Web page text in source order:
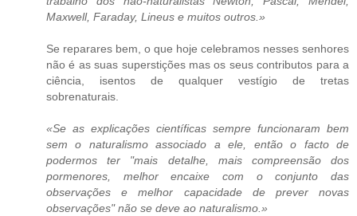
Maxwell, Faraday, Lineus e muitos outros.»
Se reparares bem, o que hoje celebramos nesses senhores
não é as suas superstições mas os seus contributos para a
ciência, isentos de qualquer vestígio de tretas
sobrenaturais.
«Se as explicações científicas sempre funcionaram bem
sem o naturalismo associado a ele, então o facto de
podermos ter "mais detalhe, mais compreensão dos
pormenores, melhor encaixe com o conjunto das
observações e melhor capacidade de prever novas
observações" não se deve ao naturalismo.»